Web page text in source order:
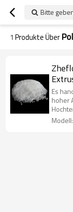
Bitte
1 Produkte Über
Es
hoher